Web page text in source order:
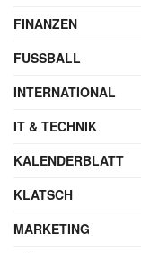
FINANZEN
FUSSBALL
INTERNATIONAL
IT & TECHNIK
KALENDERBLATT
KLATSCH
MARKETING